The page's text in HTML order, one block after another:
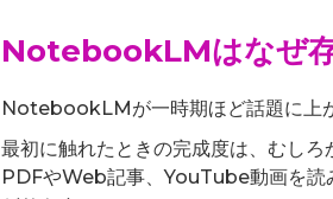
NotebookLMはなぜ
NotebookLMが一時期ほど話題に上
最初に触れたときの完成度は、むしろ
PDFやWeb記事、YouTube動画を読